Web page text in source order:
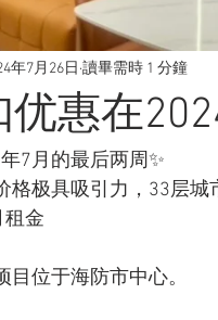
优惠在
年7月26日 讀畢需時 1 分鐘
7月的最后两周✨
格极具吸引力，33层城
租金
目位于海防市中心。